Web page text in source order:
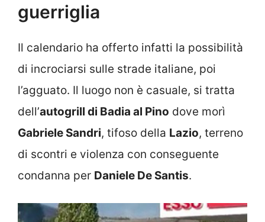
guerriglia
Il calendario ha offerto infatti la possibilità
di incrociarsi sulle strade italiane, poi
l’agguato. Il luogo non è casuale, si tratta
dell’autogrill di Badia al Pino dove morì
Gabriele Sandri, tifoso della Lazio, terreno
di scontri e violenza con conseguente
condanna per Daniele De Santis.